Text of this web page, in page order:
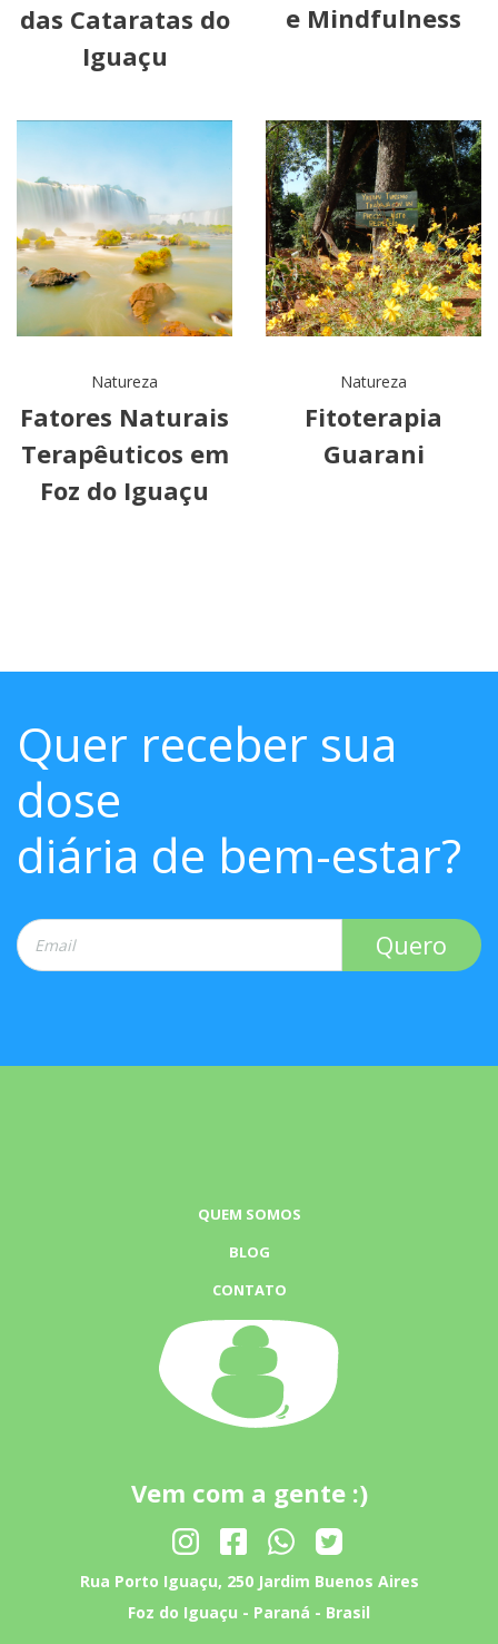
das Cataratas do
Iguaçu
e Mindfulness
Natureza
Fatores Naturais
Terapêuticos em
Foz do Iguaçu
Natureza
Fitoterapia
Guarani
Quer receber sua
dose
diária de bem-estar?
QUEM SOMOS
BLOG
CONTATO
Vem com a gente :)
Rua Porto Iguaçu, 250 Jardim Buenos Aires
Foz do Iguaçu - Paraná - Brasil